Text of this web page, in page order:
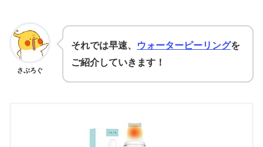
さぶろぐ
それでは早速、 ウォーターピーリングを
ご紹介していきます！